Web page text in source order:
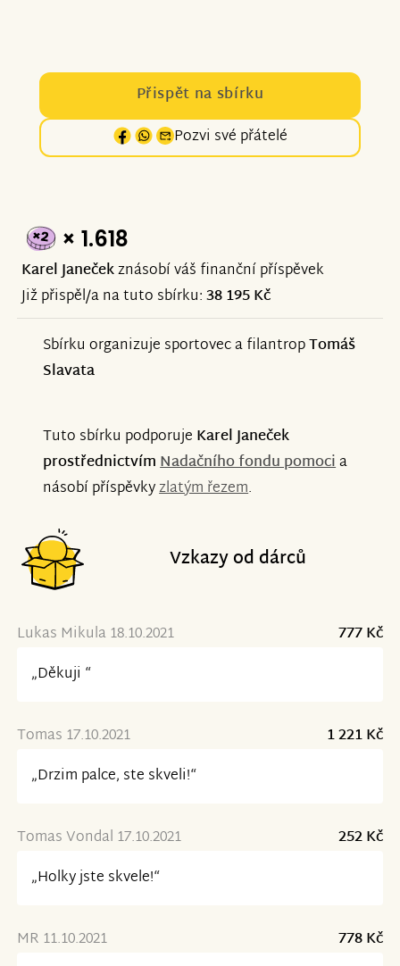
Přispět na sbírku
Pozvi své přátelé
× 1.618
Karel Janečekznásobí váš finanční příspěvek
Již přispěl/a na tuto sbírku:38 195 Kč
Sbírku organizuje sportovec a filantropTomáš
Slavata
Tuto sbírku podporuje Karel Janeček
prostřednictvímNadačního fondu pomocia
násobí příspěvkyzlatým řezem.
Vzkazy od dárců
Lukas Mikula 18.10.2021
777 Kč
„Děkuji “
Tomas 17.10.2021
1 221 Kč
„Drzim palce, ste skveli!“
Tomas Vondal 17.10.2021
252 Kč
„Holky jste skvele!“
MR 11.10.2021 778 Kč